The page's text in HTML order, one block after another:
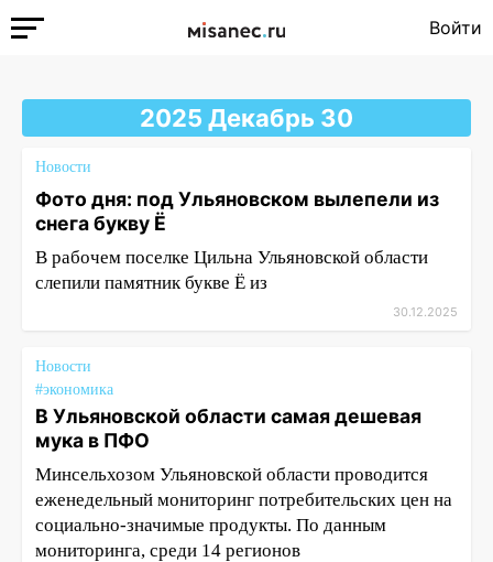
Войти
2025 Декабрь 30
Новости
Фото дня: под Ульяновском вылепели из
снега букву Ё
В рабочем поселке Цильна Ульяновской области
слепили памятник букве Ё из
30.12.2025
Новости
#экономика
В Ульяновской области самая дешевая
мука в ПФО
Минсельхозом Ульяновской области проводится
еженедельный мониторинг потребительских цен на
социально-значимые продукты. По данным
мониторинга, среди 14 регионов